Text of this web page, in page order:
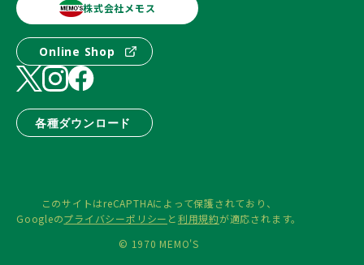
株式会社メモス
Online Shop
各種ダウンロード
このサイトはreCAPTHAによって保護されており、
Googleのプライバシーポリシー と利用規約が適応されます。
© 1970 MEMO'S